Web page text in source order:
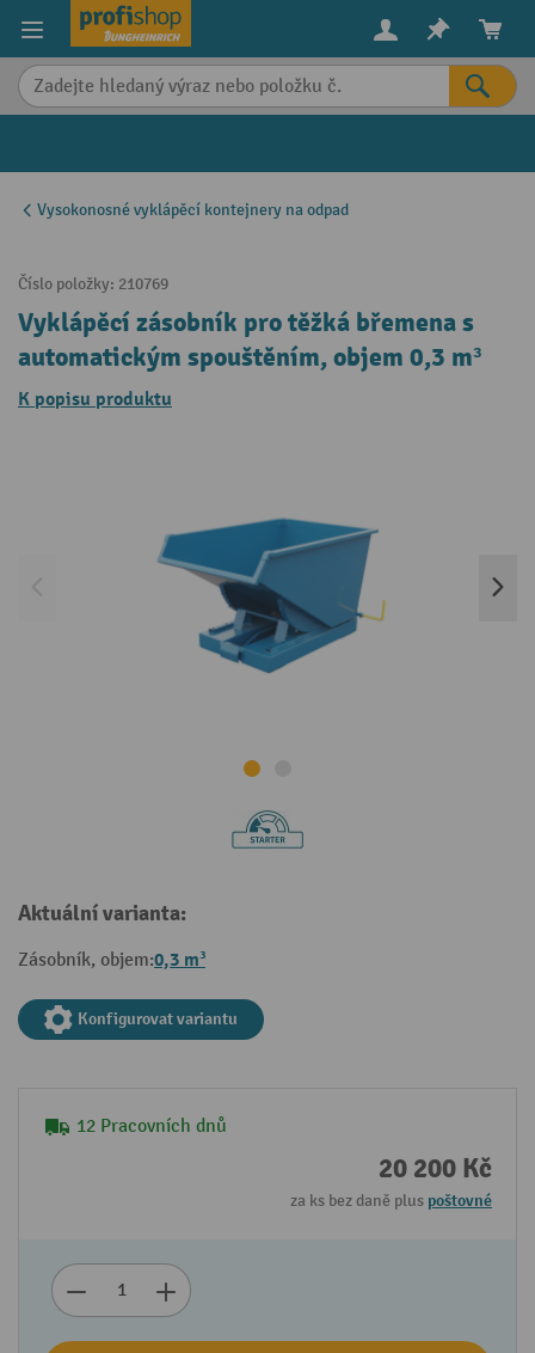
content
Vysokonosné vyklápěcí kontejnery na odpad
Číslo položky: 210769
Vyklápěcí zásobník pro těžká břemena s
automatickým spouštěním, objem 0,3 m³
K popisu produktu
Aktuální varianta:
Zásobník, objem:0,3 m³
Konfigurovat variantu
12 Pracovních dnů
20 200 Kč
za ks bez daně plus poštovné